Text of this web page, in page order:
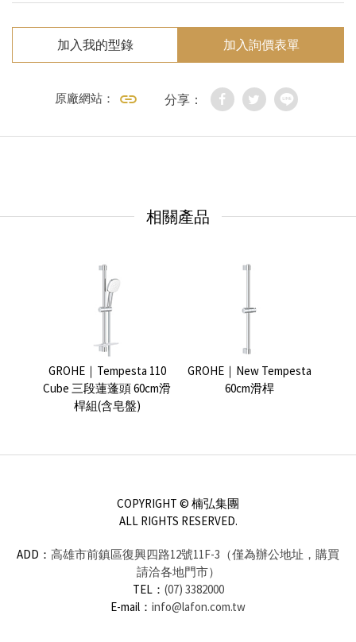
加入我的型錄 加入詢價表單
原廠網站： 分享：
相關產品
GROHE｜Tempesta 110
Cube 三段蓮蓬頭 60cm滑
桿組(含皂盤)
GROHE｜New Tempesta
60cm滑桿
COPYRIGHT © 楠弘集團
ALL RIGHTS RESERVED.
ADD： 高雄市前鎮區復興四路12號11F-3（僅為辦公地址，購買
請洽各地門市）
TEL： (07) 3382000
E-mail： info@lafon.com.tw